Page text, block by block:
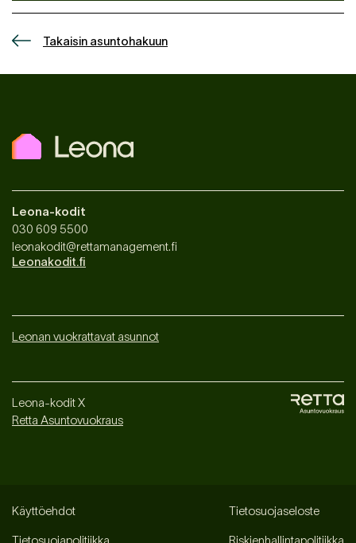
Takaisin asuntohakuun
Leona-kodit
030 609 5500
leonakodit@rettamanagement.fi
Leonakodit.fi
Leonan vuokrattavat asunnot
Leona-kodit X
Retta Asuntovuokraus
Käyttöehdot Tietosuojaseloste
Tietosuojapolitiikka Riskienhallintapolitiikka